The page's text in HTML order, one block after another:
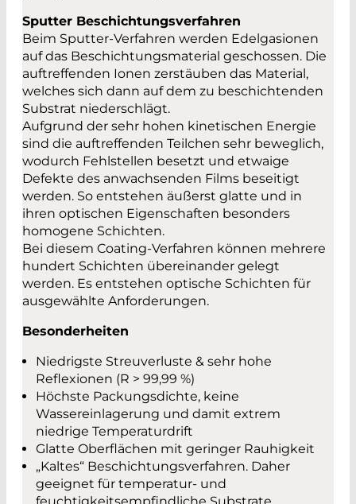
Sputter Beschichtungsverfahren
Beim Sputter-Verfahren werden Edelgasionen
auf das Beschichtungsmaterial geschossen. Die
auftreffenden Ionen zerstäuben das Material,
welches sich dann auf dem zu beschichtenden
Substrat niederschlägt.
Aufgrund der sehr hohen kinetischen Energie
sind die auftreffenden Teilchen sehr beweglich,
wodurch Fehlstellen besetzt und etwaige
Defekte des anwachsenden Films beseitigt
werden. So entstehen äußerst glatte und in
ihren optischen Eigenschaften besonders
homogene Schichten.
Bei diesem Coating-Verfahren können mehrere
hundert Schichten übereinander gelegt
werden. Es entstehen optische Schichten für
ausgewählte Anforderungen.
Besonderheiten
Niedrigste Streuverluste & sehr hohe
Reflexionen (R > 99,99 %)
Höchste Packungsdichte, keine
Wassereinlagerung und damit extrem
niedrige Temperaturdrift
Glatte Oberflächen mit geringer Rauhigkeit
„Kaltes“ Beschichtungsverfahren. Daher
geeignet für temperatur- und